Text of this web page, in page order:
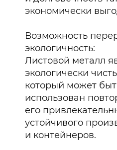
экономически
Возможность
экологичность:
Листовой металл
экологически
который может
использован
его
устойчивого
и контейнеров.